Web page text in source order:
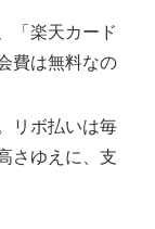
「楽天カード
費は無料なの
リボ払いは毎
さゆえに、支